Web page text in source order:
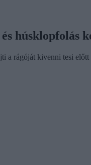
húsklopfolás
rágóját kivenni tesi